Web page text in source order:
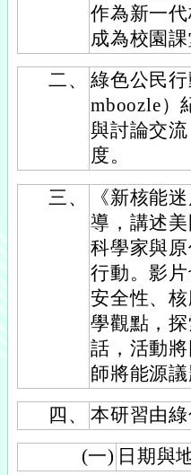
作為新一
成為校園
二、
綠色公民
mboozle）
與討論交
度。
三、
《新核能
導，講述
科學家與
行動。影
安全性、
學觀點，
話，活動
師將能源
四、
本研習由
(一) 日期與